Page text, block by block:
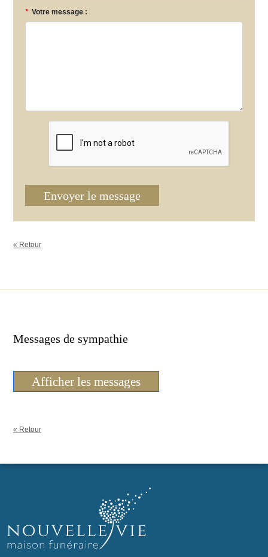
* Votre message :
Envoyer le message
« Retour
Messages de sympathie
Afficher les messages
« Retour